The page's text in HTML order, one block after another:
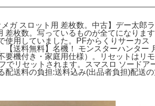
ガ スロット用 差枚数。中古】デー太
差枚数。写っているものが全てになり
使用していました。PFからくりサー
送料無料】名機！ モンスターハンタ
要機付き・家庭用仕様）。リセットは
リセットされます。スマスロ ソードア
配送料の負担:送料込み(出品者負担)配送